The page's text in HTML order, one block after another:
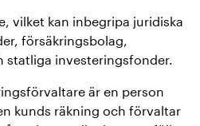
vilket kan inbegripa juridiska
försäkringsbolag,
statliga investeringsfonder.
är en person
kunds räkning och förvaltar